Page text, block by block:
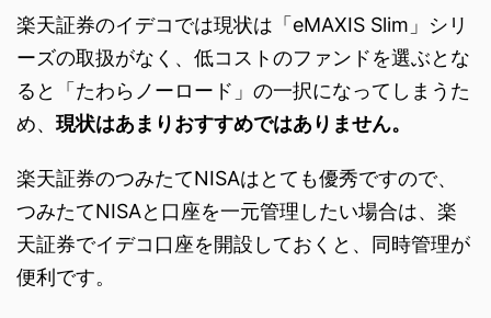
楽天証券のイデコでは現状は「eMAXIS Slim」シリ
ーズの取扱がなく、低コストのファンドを選ぶとな
ると「たわらノーロード」の一択になってしまうた
め、 現状はあまりおすすめではありません。
楽天証券のつみたてNISAはとても優秀ですので、
つみたてNISAと口座を一元管理したい場合は、楽
天証券でイデコ口座を開設しておくと、同時管理が
便利です。